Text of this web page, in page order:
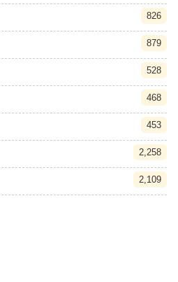
826
879
528
468
453
2,258
2,109